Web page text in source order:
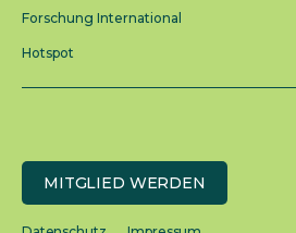
Forschung International
Hotspot
MITGLIED WERDEN